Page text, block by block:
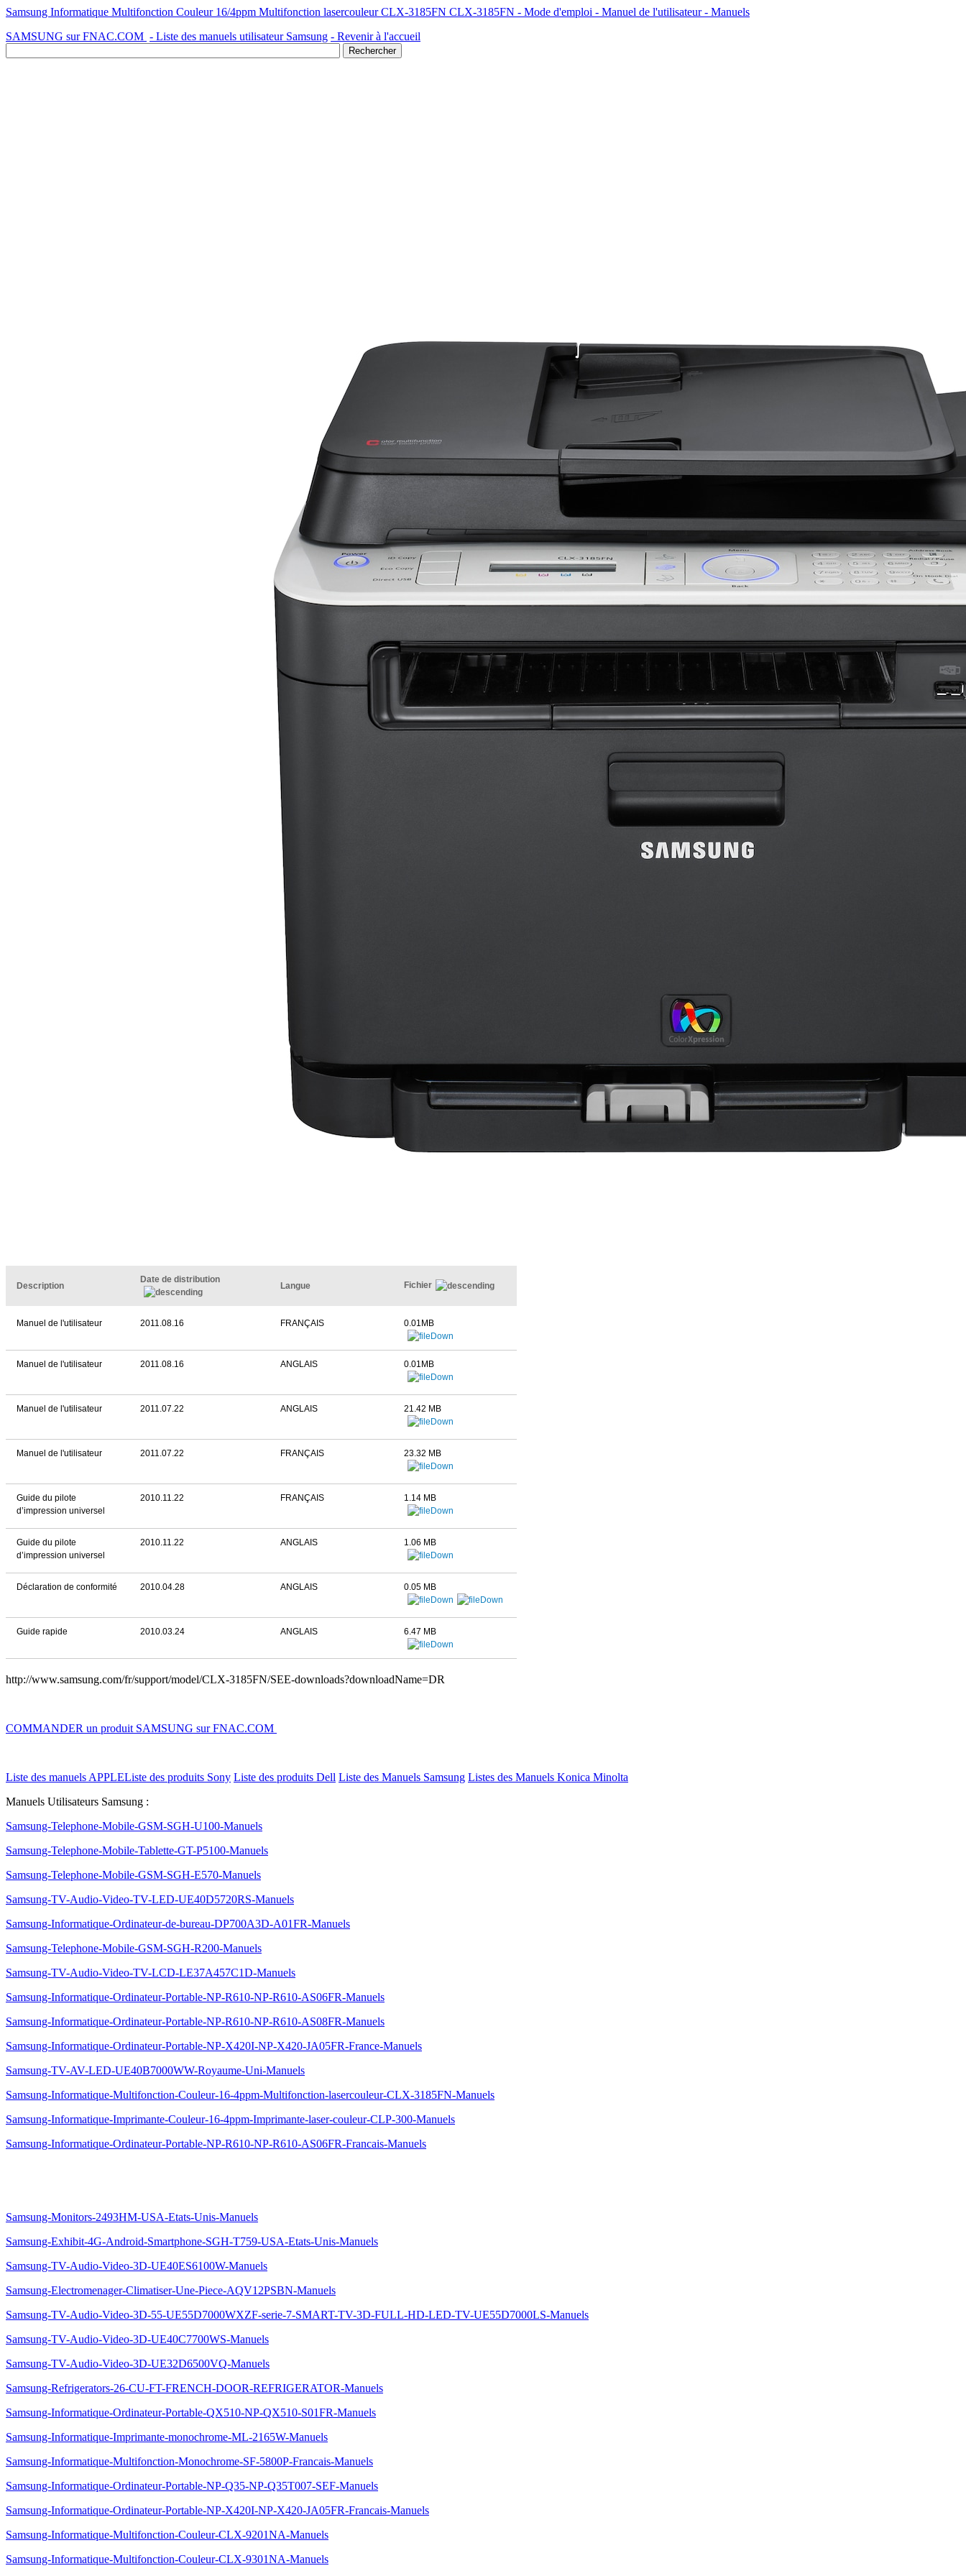
Samsung Informatique Multifonction Couleur 16/4ppm Multifonction lasercouleur CLX-3185FN CLX-3185FN - Mode d'emploi - Manuel de l'utilisateur - Manuels
SAMSUNG sur FNAC.COM - Liste des manuels utilisateur Samsung - Revenir à l'accueil
Description
Date de distribution
Langue Fichier
Manuel de l'utilisateur 2011.08.16 FRANÇAIS 0.01MB
Manuel de l'utilisateur 2011.08.16 ANGLAIS 0.01MB
Manuel de l'utilisateur 2011.07.22 ANGLAIS 21.42 MB
Manuel de l'utilisateur 2011.07.22 FRANÇAIS 23.32 MB
Guide du pilote
d’impression universel
2010.11.22 FRANÇAIS 1.14 MB
Guide du pilote
d’impression universel
2010.11.22 ANGLAIS 1.06 MB
Déclaration de conformité 2010.04.28 ANGLAIS 0.05 MB
Guide rapide 2010.03.24 ANGLAIS 6.47 MB
http://www.samsung.com/fr/support/model/CLX-3185FN/SEE-downloads?downloadName=DR
COMMANDER un produit SAMSUNG sur FNAC.COM
Liste des manuels APPLEListe des produits Sony Liste des produits Dell Liste des Manuels Samsung Listes des Manuels Konica Minolta
Manuels Utilisateurs Samsung :
Samsung-Telephone-Mobile-GSM-SGH-U100-Manuels
Samsung-Telephone-Mobile-Tablette-GT-P5100-Manuels
Samsung-Telephone-Mobile-GSM-SGH-E570-Manuels
Samsung-TV-Audio-Video-TV-LED-UE40D5720RS-Manuels
Samsung-Informatique-Ordinateur-de-bureau-DP700A3D-A01FR-Manuels
Samsung-Telephone-Mobile-GSM-SGH-R200-Manuels
Samsung-TV-Audio-Video-TV-LCD-LE37A457C1D-Manuels
Samsung-Informatique-Ordinateur-Portable-NP-R610-NP-R610-AS06FR-Manuels
Samsung-Informatique-Ordinateur-Portable-NP-R610-NP-R610-AS08FR-Manuels
Samsung-Informatique-Ordinateur-Portable-NP-X420I-NP-X420-JA05FR-France-Manuels
Samsung-TV-AV-LED-UE40B7000WW-Royaume-Uni-Manuels
Samsung-Informatique-Multifonction-Couleur-16-4ppm-Multifonction-lasercouleur-CLX-3185FN-Manuels
Samsung-Informatique-Imprimante-Couleur-16-4ppm-Imprimante-laser-couleur-CLP-300-Manuels
Samsung-Informatique-Ordinateur-Portable-NP-R610-NP-R610-AS06FR-Francais-Manuels
Samsung-Monitors-2493HM-USA-Etats-Unis-Manuels
Samsung-Exhibit-4G-Android-Smartphone-SGH-T759-USA-Etats-Unis-Manuels
Samsung-TV-Audio-Video-3D-UE40ES6100W-Manuels
Samsung-Electromenager-Climatiser-Une-Piece-AQV12PSBN-Manuels
Samsung-TV-Audio-Video-3D-55-UE55D7000WXZF-serie-7-SMART-TV-3D-FULL-HD-LED-TV-UE55D7000LS-Manuels
Samsung-TV-Audio-Video-3D-UE40C7700WS-Manuels
Samsung-TV-Audio-Video-3D-UE32D6500VQ-Manuels
Samsung-Refrigerators-26-CU-FT-FRENCH-DOOR-REFRIGERATOR-Manuels
Samsung-Informatique-Ordinateur-Portable-QX510-NP-QX510-S01FR-Manuels
Samsung-Informatique-Imprimante-monochrome-ML-2165W-Manuels
Samsung-Informatique-Multifonction-Monochrome-SF-5800P-Francais-Manuels
Samsung-Informatique-Ordinateur-Portable-NP-Q35-NP-Q35T007-SEF-Manuels
Samsung-Informatique-Ordinateur-Portable-NP-X420I-NP-X420-JA05FR-Francais-Manuels
Samsung-Informatique-Multifonction-Couleur-CLX-9201NA-Manuels
Samsung-Informatique-Multifonction-Couleur-CLX-9301NA-Manuels